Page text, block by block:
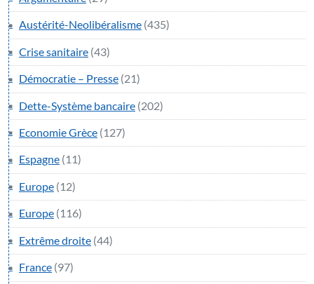
Austérité-Neolibéralisme (435)
Crise sanitaire (43)
Démocratie – Presse (21)
Dette-Système bancaire (202)
Economie Grèce (127)
Espagne (11)
Europe (12)
Europe (116)
Extrême droite (44)
France (97)